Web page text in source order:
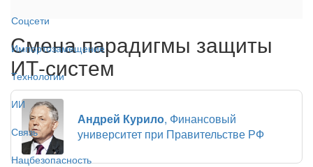
Соцсети
Импортозамещение
Технологии
ИИ
Связь
Нацбезопасность
Смена парадигмы защиты
ИТ-систем
Андрей Курило, Финансовый
университет при Правительстве РФ